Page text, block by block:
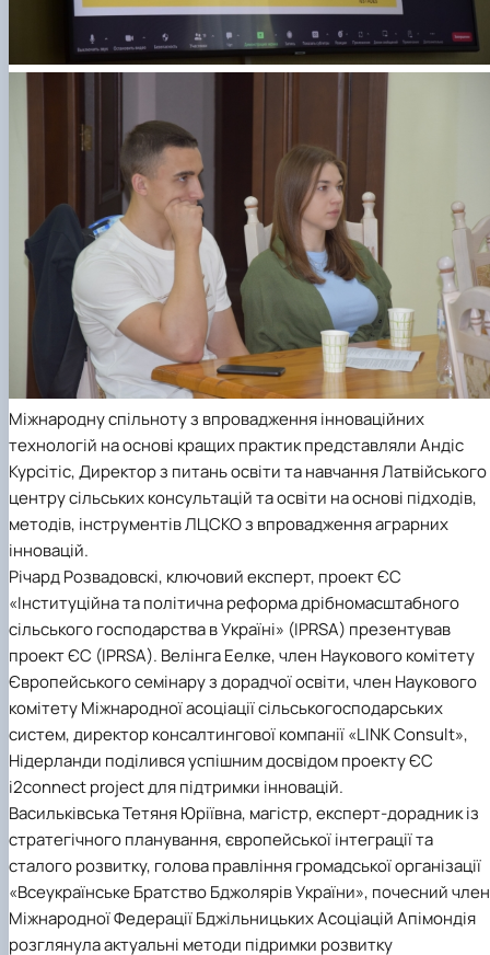
Міжнародну спільноту з впровадження інноваційних
технологій на основі кращих практик представляли Андіс
Курсітіс, Директор з питань освіти та навчання Латвійського
центру сільських консультацій та освіти на основі підходів,
методів, інструментів ЛЦСКО з впровадження аграрних
інновацій.
Річард Розвадовскі, ключовий експерт, проект ЄС
«Інституційна та політична реформа дрібномасштабного
сільського господарства в Україні» (IPRSA) презентував
проект ЄС (IPRSA). Велінга Еелке, член Наукового комітету
Європейського семінару з дорадчої освіти, член Наукового
комітету Міжнародної асоціації сільськогосподарських
систем, директор консалтингової компанії «LINK Consult»,
Нідерланди поділився успішним досвідом проекту ЄС
i2connect project для підтримки інновацій.
Васильківська Тетяня Юріївна, магістр, експерт-дорадник із
стратегічного планування, європейської інтеграції та
сталого розвитку, голова правління громадської організації
«Всеукраїнське Братство Бджолярів України», почесний член
Міжнародної Федерації Бджільницьких Асоціацій Апімондія
розглянула актуальні методи підримки розвитку